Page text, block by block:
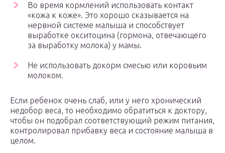
Во время кормлений использовать контакт
«кожа к коже». Это хорошо сказывается на
нервной системе малыша и способствует
выработке окситоцина (гормона, отвечающего
за выработку молока) у мамы.
Не использовать докорм смесью или коровьим
молоком.
Если ребенок очень слаб, или у него хронический
недобор веса, то необходимо обратиться к доктору,
чтобы он подобрал соответствующий режим питания,
контролировал прибавку веса и состояние малыша в
целом.